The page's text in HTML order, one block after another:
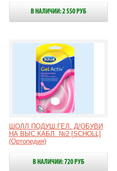
В НАЛИЧИИ: 2 550 РУБ
ШОЛЛ ПОДУШ.ГЕЛ. Д/ОБУВИ
НА ВЫС.КАБЛ. №2 [SCHOLL]
(Ортопедия)
В НАЛИЧИИ: 720 РУБ